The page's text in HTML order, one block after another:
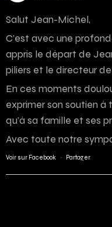
Salut Jean-Michel,
C’est avec une
appris le départ de
piliers et le directeur de
En ces moments
exprimer son soutien à
qu’à sa famille et ses
Avec toute notre
Voir sur Facebook · Partager